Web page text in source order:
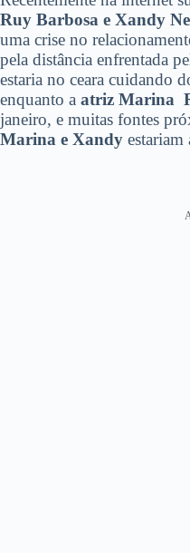
Ruy Barbosa e Xandy
uma crise no
pela distância enfrentada
estaria no ceara cuidando
enquanto a atriz Marina
janeiro, e muitas fontes
Marina e Xandy estariam